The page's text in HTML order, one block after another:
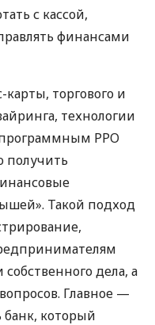
с кассой,
финансами
торгового и
технологии
программным РРО
получить
Такой подход
дела, а
Главное —
банк, который